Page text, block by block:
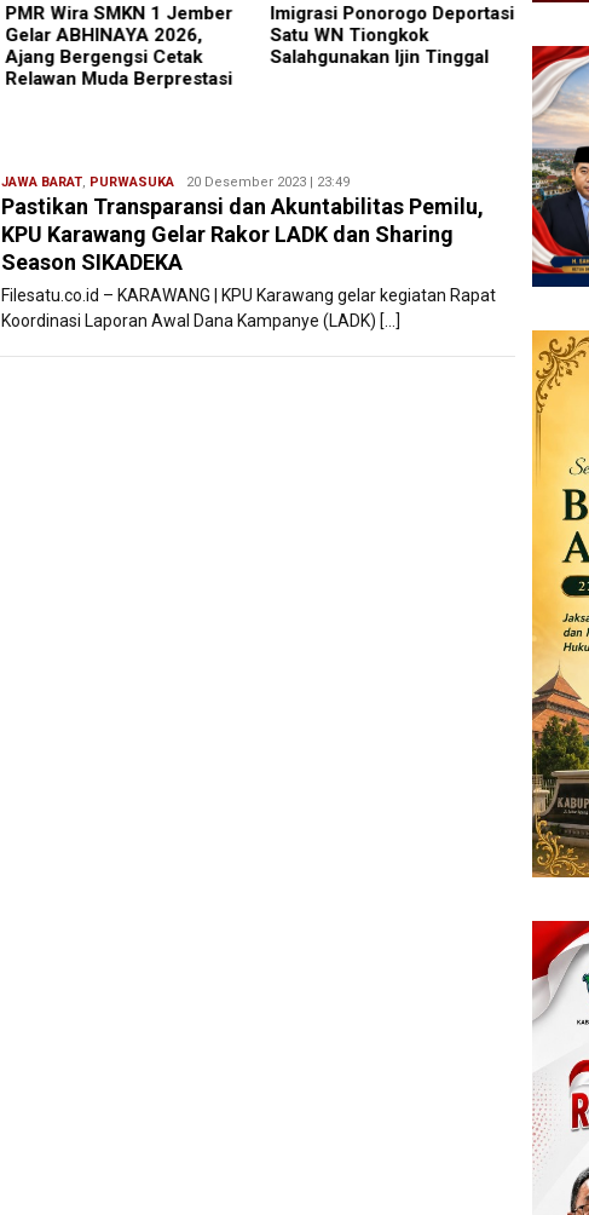
PMR Wira SMKN 1 Jember
Gelar ABHINAYA 2026,
Ajang Bergengsi Cetak
Relawan Muda Berprestasi
Imigrasi Ponorogo Deportasi
Satu WN Tiongkok
Salahgunakan Ijin Tinggal
JAWA BARAT, PURWASUKA Ryan
Karawang
20 Desember 2023 | 23:49
Pastikan Transparansi dan Akuntabilitas Pemilu,
KPU Karawang Gelar Rakor LADK dan Sharing
Season SIKADEKA
Filesatu.co.id – KARAWANG | KPU Karawang gelar kegiatan Rapat
Koordinasi Laporan Awal Dana Kampanye (LADK) […]